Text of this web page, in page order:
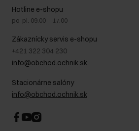
Bezpečné nakupovanie
Blog
Najčastejšie kladené otázky (FAQ)
GDPR - Zásady ochrany osobných údajov
Právne informácie
Hotline e-shopu
po-pi: 09:00 – 17:00
Zákaznícky servis e-shopu
+421 322 304 230
info@obchod.ochnik.sk
Stacionárne salóny
info@obchod.ochnik.sk